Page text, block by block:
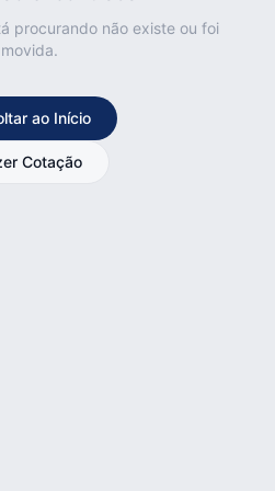
procurando não existe ou foi
movida.
ao Início
Cotação